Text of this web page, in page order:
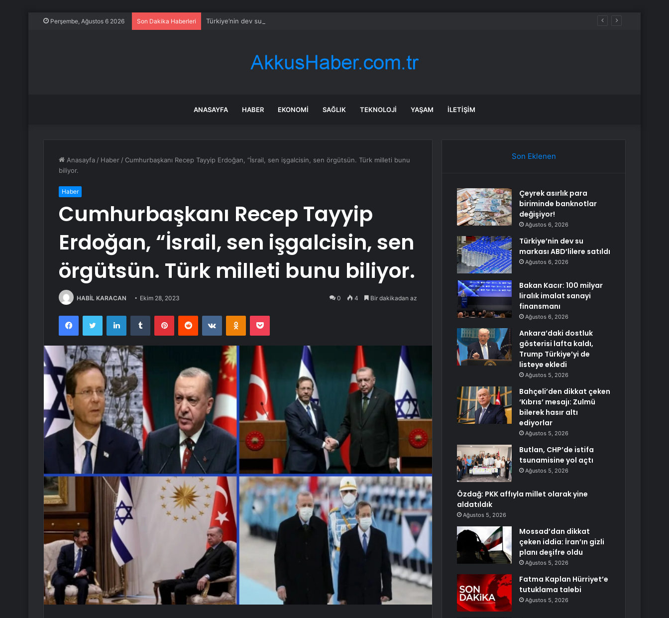
Perşembe, Ağustos 6 2026 Son Dakika Haberleri Türkiye’nin dev su markası ABD’lilere satıldı
ANASAYFA HABER EKONOMI SAĞLIK TEKNOLOJI YAŞAM İLETIŞIM
Anasayfa / Haber / Cumhurbaşkanı Recep Tayyip Erdoğan, “İsrail, sen işgalcisin, sen örgütsün. Türk milleti bunu
biliyor.
Haber
Cumhurbaşkanı Recep Tayyip
Erdoğan, “İsrail, sen işgalcisin, sen
örgütsün. Türk milleti bunu biliyor.
HABİL KARACAN Ekim 28, 2023 0 4 Bir dakikadan az
FacebookTwitter LinkedInTumblr PinterestReddit VKontakteOdnoklassniki
Pocket
Son Eklenen
Çeyrek asırlık para
biriminde banknotlar
değişiyor!
Ağustos 6, 2026
Türkiye’nin dev su
markası ABD’lilere satıldı
Ağustos 6, 2026
Bakan Kacır: 100 milyar
liralık imalat sanayi
finansmanı
Ağustos 6, 2026
Ankara’daki dostluk
gösterisi lafta kaldı,
Trump Türkiye’yi de
listeye ekledi
Ağustos 5, 2026
Bahçeli’den dikkat çeken
‘Kıbrıs’ mesajı: Zulmü
bilerek hasır altı
ediyorlar
Ağustos 5, 2026
Butlan, CHP’de istifa
tsunamisine yol açtı
Ağustos 5, 2026
Özdağ: PKK affıyla millet olarak yine
aldatıldık
Ağustos 5, 2026
Mossad’dan dikkat
çeken iddia: İran’ın gizli
planı deşifre oldu
Ağustos 5, 2026
Fatma Kaplan Hürriyet’e
tutuklama talebi
Ağustos 5, 2026